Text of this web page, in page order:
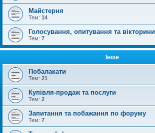
Майстерня
Тем: 14
Голосування, опитування та вікторини
Тем: 7
Інше
Побалакати
Тем: 21
Купівля-продаж та послуги
Тем: 2
Запитання та побажання по форуму
Тем: 7